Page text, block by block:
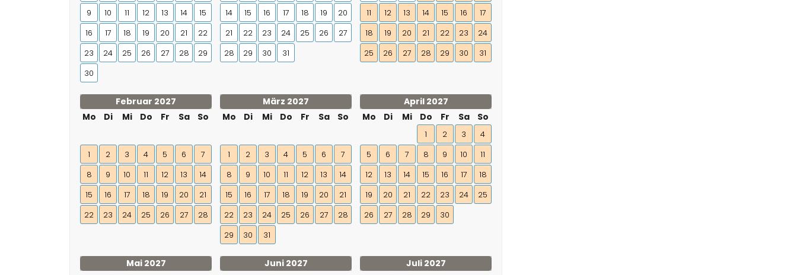
9
10 11 12 13 14
15
16
17 18 19 20 21
22
23
24 25 26 27 28
29
30
14
15 16 17 18 19
20
21
22 23 24 25 26
27
28
29 30 31
11
12 13 14 15 16
17
18
19 20 21 22 23
24
25
26 27 28 29 30 31
Februar 2027
Mo
Di Mi Do Fr Sa So
1 2 3 4 5 6
7
8
9 10 11 12 13
14
15
16 17 18 19 20
21
22
23 24 25 26 27 28
März 2027
Mo
Di Mi Do Fr Sa So
1 2 3 4 5 6
7
8
9 10 11 12 13
14
15
16 17 18 19 20
21
22
23 24 25 26 27
28
29
30 31
April 2027
Mo
Di Mi Do Fr Sa So
1 2 3
4
5
6 7 8 9 10
11
12
13 14 15 16 17
18
19
20 21 22 23 24
25
26
27 28 29 30
Mai 2027
Juni 2027
Juli 2027